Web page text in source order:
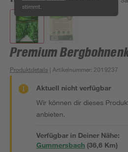
stimmt.
Premium
Produktdetails | Artikelnummer: 2019237
Aktuell nicht verfügbar
Wir können dir dieses
anbieten.
Verfügbar in Deiner Nähe:
Gummersbach (36,6 Km)